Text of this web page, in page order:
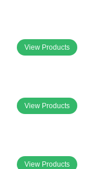
View Products
View Products
View Products